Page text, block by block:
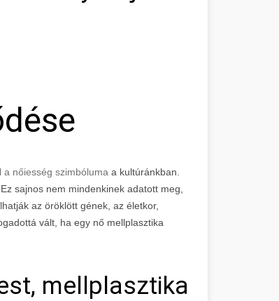
a nőiesség szimbóluma a kultúránkban.
sajnos nem mindenkinek adatott meg,
az öröklött gének, az életkor,
vált, ha egy nő mellplasztika
mellplasztika árak,